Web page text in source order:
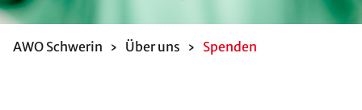
AWO Schwerin › Über uns › Spenden